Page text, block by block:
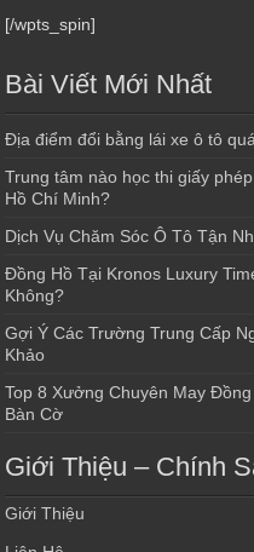
[/wpts_spin]
Bài Viết Mới Nhất
Địa điểm đổi bằng lái xe ô tô
Trung tâm nào học thi giấy
Hồ Chí Minh?
Dịch Vụ Chăm Sóc Ô Tô Tận
Đồng Hồ Tại Kronos Luxury
Không?
Gợi Ý Các Trường Trung Cấp
Khảo
Top 8 Xưởng Chuyên May
Bàn Cờ
Giới Thiệu – Chính
Giới Thiệu